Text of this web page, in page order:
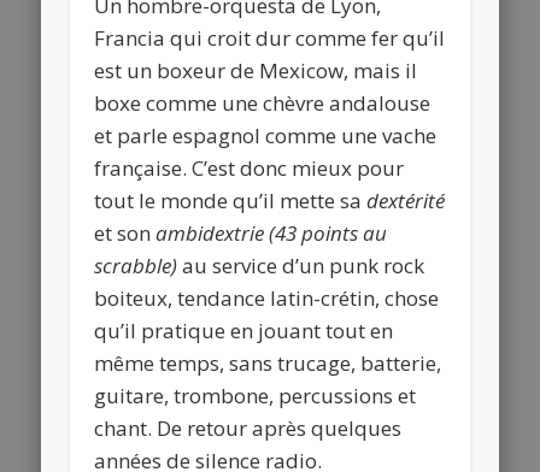
Francia qui croit dur comme fer qu’il
est un boxeur de Mexicow, mais il
boxe comme une chèvre andalouse
et parle espagnol comme une vache
française. C’est donc mieux pour
tout le monde qu’il mette sadextérité
et sonambidextrie(43 points au
scrabble)au service d’un punk rock
boiteux, tendance latin-crétin, chose
qu’il pratique en jouant tout en
même temps, sans trucage, batterie,
guitare, trombone, percussions et
chant. De retour après quelques
années de silence radio.